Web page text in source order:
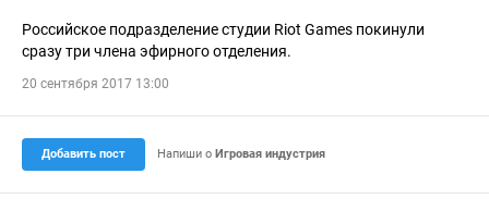
Российское подразделение студии Riot Games покинули
сразу три члена эфирного отделения.
20 сентября 2017 13:00
Добавить пост Напиши о Игровая индустрия